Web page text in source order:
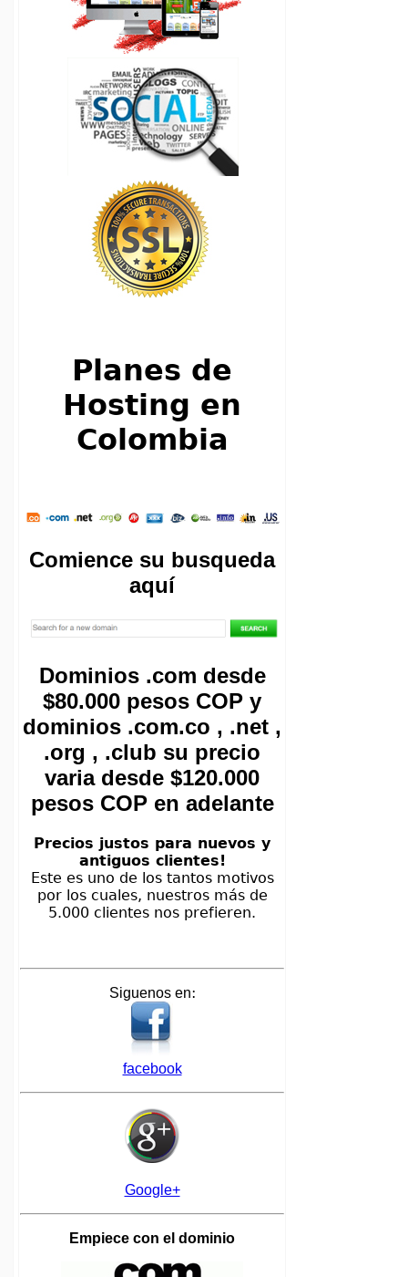
Planes de
Hosting en
Colombia
Comience su busqueda
aquí
Dominios .com desde
$80.000 pesos COP y
dominios .com.co , .net ,
.org , .club su precio
varia desde $120.000
pesos COP en adelante
Precios justos para nuevos y
antiguos clientes!
Este es uno de los tantos motivos
por los cuales, nuestros más de
5.000 clientes nos prefieren.
Siguenos en:
facebook
Google+
Empiece con el dominio